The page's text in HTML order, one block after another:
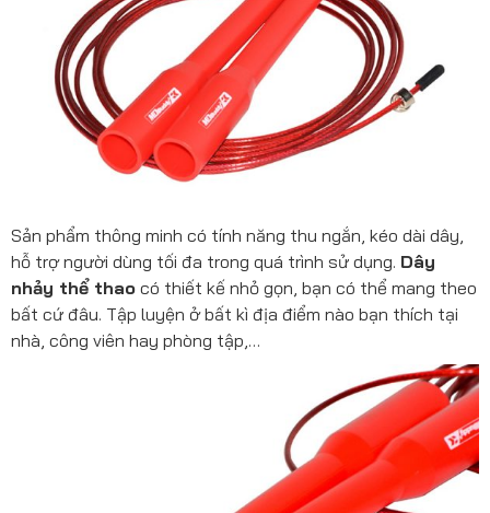
Sản phẩm thông minh có tính năng thu ngắn, kéo dài dây,
hỗ trợ người dùng tối đa trong quá trình sử dụng. Dây
nhảy thể thao có thiết kế nhỏ gọn, bạn có thể mang theo
bất cứ đâu. Tập luyện ở bất kì địa điểm nào bạn thích tại
nhà, công viên hay phòng tập,…